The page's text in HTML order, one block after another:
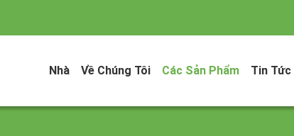
Nhà Về Chúng Tôi Các Sản Phẩm Tin Tức